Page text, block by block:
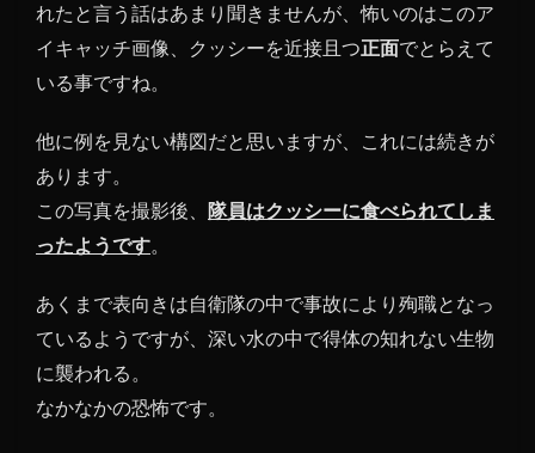
れたと言う話はあまり聞きませんが、怖いのはこのア
イキャッチ画像、クッシーを近接且つ正面でとらえて
いる事ですね。
他に例を見ない構図だと思いますが、これには続きが
あります。
この写真を撮影後、
隊員はクッシーに食べられてしま
ったようです。
あくまで表向きは自衛隊の中で事故により殉職となっ
ているようですが、深い水の中で得体の知れない生物
に襲われる。
なかなかの恐怖です。